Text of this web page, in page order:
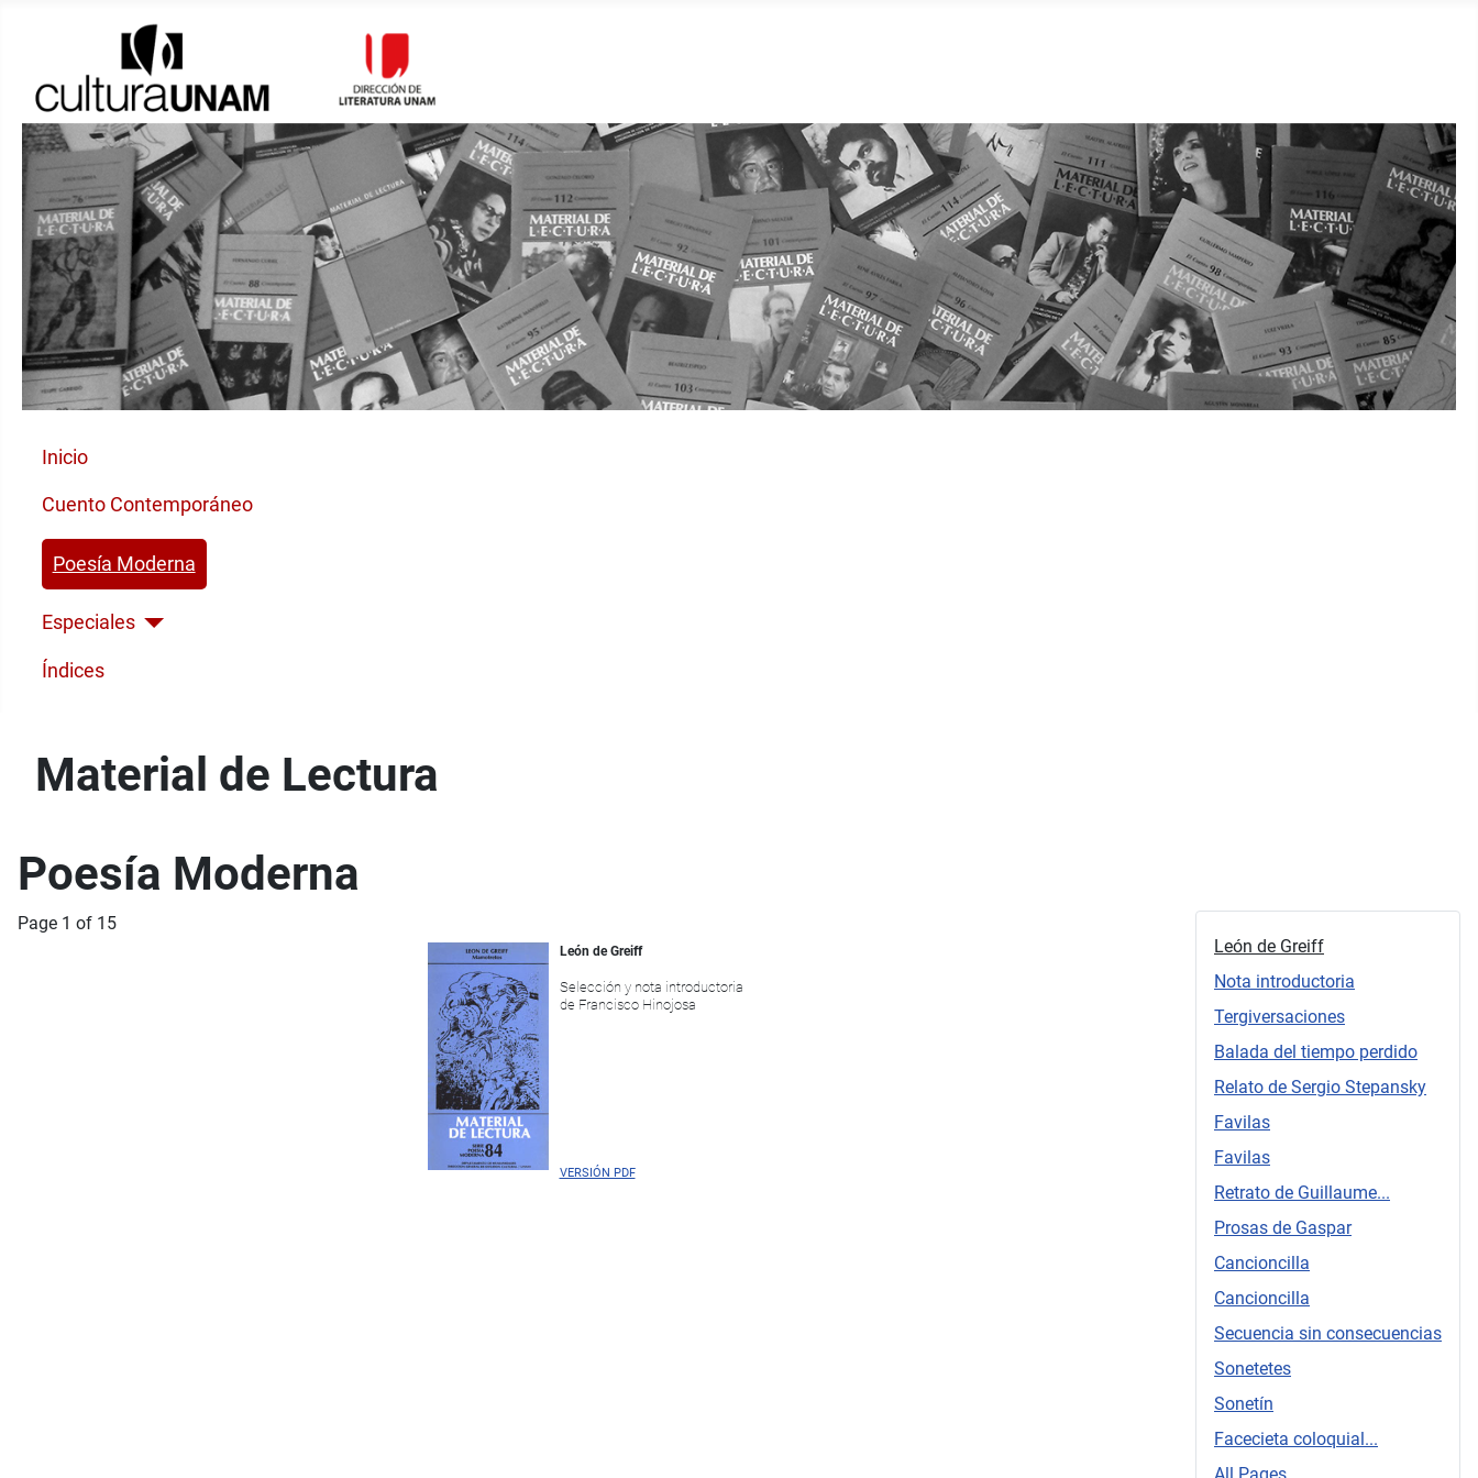
Inicio
Cuento Contemporáneo
Poesía Moderna
Especiales
Índices
Material de Lectura
Poesía Moderna
León de Greiff
Nota introductoria
Tergiversaciones
Balada del tiempo perdido
Relato de Sergio Stepansky
Favilas
Favilas
Retrato de Guillaume...
Prosas de Gaspar
Cancioncilla
Cancioncilla
Secuencia sin consecuencias
Sonetetes
Sonetín
Facecieta coloquial...
Page 1 of 15
León de Greiff
Selección y nota introductoria
de Francisco Hinojosa
VERSIÓN PDF